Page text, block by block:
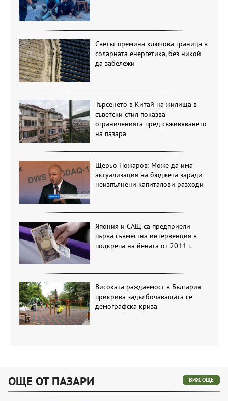
Светът премина ключова граница в
соларната енергетика, без никой
да забележи
Търсенето в Китай на жилища в
съветски стил показва
ограниченията пред съживяването
на пазара
Щерьо Ножаров: Може да има
актуализация на бюджета заради
неизпълнени капиталови разходи
Япония и САЩ са предприели
първа съвместна интервенция в
подкрепа на йената от 2011 г.
Високата раждаемост в България
прикрива задълбочаващата се
демографска криза
ОЩЕ ОТ ПАЗАРИ ВИЖ ОЩЕ